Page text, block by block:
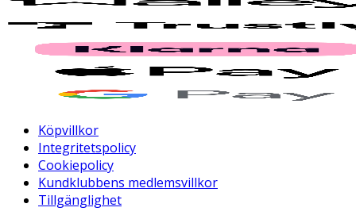
Köpvillkor
Integritetspolicy
Cookiepolicy
Kundklubbens medlemsvillkor
Tillgänglighet